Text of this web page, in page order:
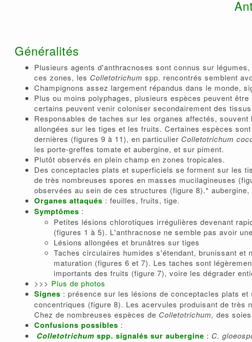
Généralités
Plusieurs agents d'anthracnoses sont connus sur
ces zones, les Colletotrichum spp. rencontrés semblent
Champignons assez largement répandus dans le monde,
Plus ou moins polyphages, plusieurs espèces peuvent
certains peuvent venir coloniser secondairement des
Responsables de taches sur les organes affectés,
allongées sur les tiges et les fruits. Certaines espèces
dernières (figures 9 à 11), en particulier Colletotrichum
les porte-greffes tomate et aubergine, et sur piment.
Plutôt observés en plein champ en zones tropicales.
Des conceptacles plats et superficiels se forment sur les
de très nombreuses spores en masses mucilagineuses
observées au sein de ces structures (figure 8).* aubergine,
Organes attaqués : feuilles, fruits, tige.
Symptômes :
Petites lésions chlorotiques irrégulières devenant
(figures 1 à 5). L'anthracnose ne semble pas avoir
Lésions allongées et brunâtres sur tiges
Taches circulaires humides s'étendant, brunissant
maturation (figures 6 et 7). Les taches sont
importants des fruits (figure 7), voire les dégrader
>>> Plus de photos
Signes : présence sur les lésions de conceptacles plats
concentriques (figure 8). Les acervules produisant de très
Chez de nombreuses espèces de Colletotrichum, des
Confusions possibles :
Colletotrichum spp. signalés sur aubergine : C.